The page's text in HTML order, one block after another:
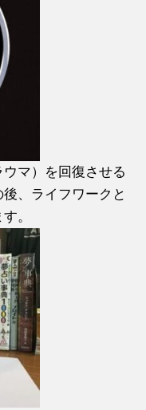
マ）を回復させる
、ライフワークと
。